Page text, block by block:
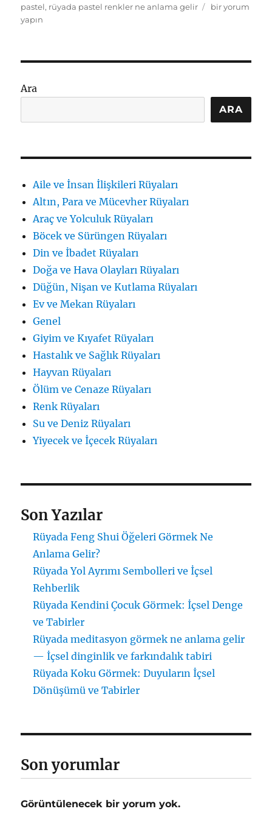
pastel, rüyada pastel renkler ne anlama gelir
Pastel
için
bir yorum
yapın
Ara
ARA
Aile ve İnsan İlişkileri Rüyaları
Altın, Para ve Mücevher Rüyaları
Araç ve Yolculuk Rüyaları
Böcek ve Sürüngen Rüyaları
Din ve İbadet Rüyaları
Doğa ve Hava Olayları Rüyaları
Düğün, Nişan ve Kutlama Rüyaları
Ev ve Mekan Rüyaları
Genel
Giyim ve Kıyafet Rüyaları
Hastalık ve Sağlık Rüyaları
Hayvan Rüyaları
Ölüm ve Cenaze Rüyaları
Renk Rüyaları
Su ve Deniz Rüyaları
Yiyecek ve İçecek Rüyaları
Son Yazılar
Rüyada Feng Shui Öğeleri Görmek Ne
Anlama Gelir?
Rüyada Yol Ayrımı Sembolleri ve İçsel
Rehberlik
Rüyada Kendini Çocuk Görmek: İçsel Denge
ve Tabirler
Rüyada meditasyon görmek ne anlama gelir
— İçsel dinginlik ve farkındalık tabiri
Rüyada Koku Görmek: Duyuların İçsel
Dönüşümü ve Tabirler
Son yorumlar
Görüntülenecek bir yorum yok.